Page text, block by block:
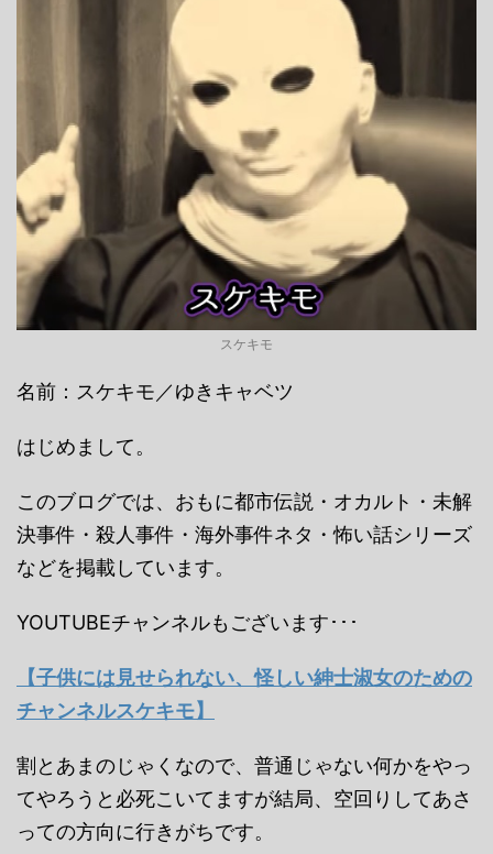
スケキモ
名前：スケキモ／ゆきキャベツ
はじめまして。
このブログでは、おもに都市伝説・オカルト・未解
決事件・殺人事件・海外事件ネタ・怖い話シリーズ
などを掲載しています。
YOUTUBEチャンネルもございます･･･
【子供には見せられない、怪しい紳士淑女のための
チャンネルスケキモ】
割とあまのじゃくなので、普通じゃない何かをやっ
てやろうと必死こいてますが結局、空回りしてあさ
っての方向に行きがちです。